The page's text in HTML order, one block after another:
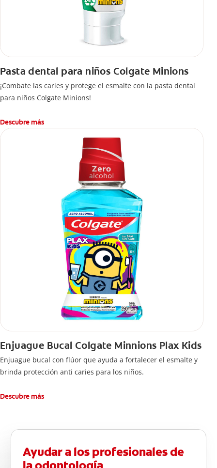
Pasta dental para niños Colgate Minions
¡Combate las caries y protege el esmalte con la pasta dental
para niños Colgate Minions!
Descubre más
Enjuague Bucal Colgate Minnions Plax Kids
Enjuague bucal con flúor que ayuda a fortalecer el esmalte y
brinda protección anti caries para los niños.
Descubre más
Ayudar a los profesionales de